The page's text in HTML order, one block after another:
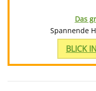
Das
Spannende
BLICK